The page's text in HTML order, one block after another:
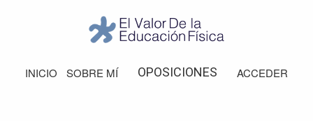
navegación
principal
barra
Valor
de
INICIO SOBRE MÍ OPOSICIONES ACCEDER